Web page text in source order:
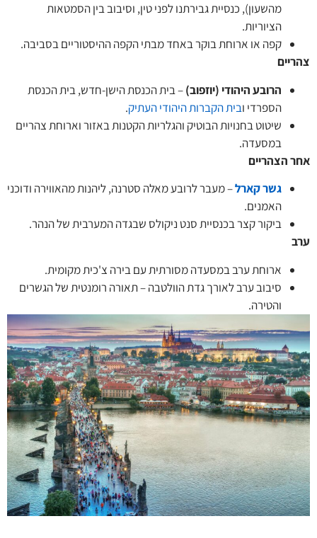
מהשעון), כנסיית גבירתנו לפני טין, וסיבוב בין הסמטאות
הציוריות.
קפה או ארוחת בוקר באחד מבתי הקפה ההיסטוריים בסביבה.
הרובע היהודי (יוזפוב)– בית הכנסת הישן-חדש, בית הכנסת
הספרדי ובית הקברות היהודי העתיק.
שיטוט בחנויות הבוטיק והגלריות הקטנות באזור וארוחת צהריים
במסעדה.
הצהריים
גשר קארל– מעבר לרובע מאלה סטרנה, ליהנות מהאווירה ודוכני
האמנים.
ביקור קצר בכנסיית סנט ניקולס שבגדה המערבית של הנהר.
ארוחת ערב במסעדה מסורתית עם בירה צ'כית מקומית.
סיבוב ערב לאורך גדת הוולטבה – תאורה רומנטית של הגשרים
והטירה.